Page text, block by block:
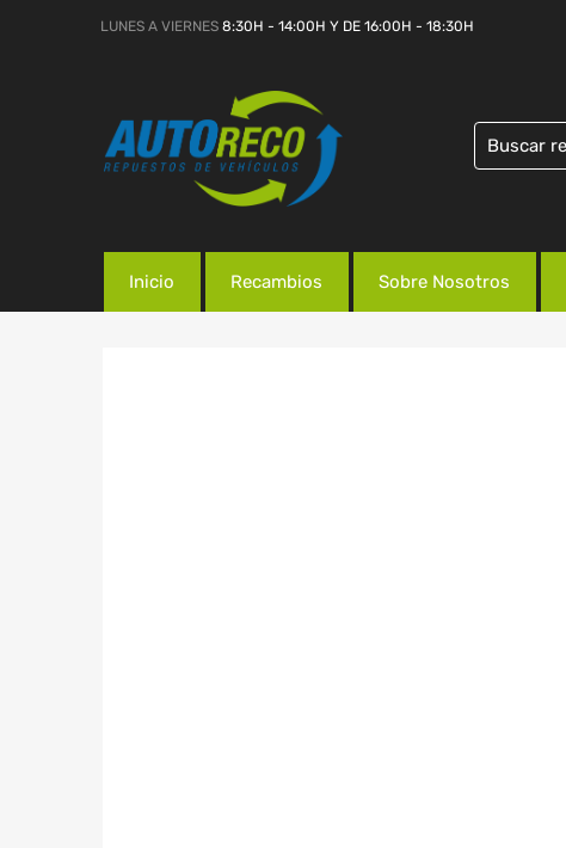
LUNES A VIERNES 8:30H - 14:00H Y DE 16:00H - 18:30H
Inicio Recambios Sobre Nosotros